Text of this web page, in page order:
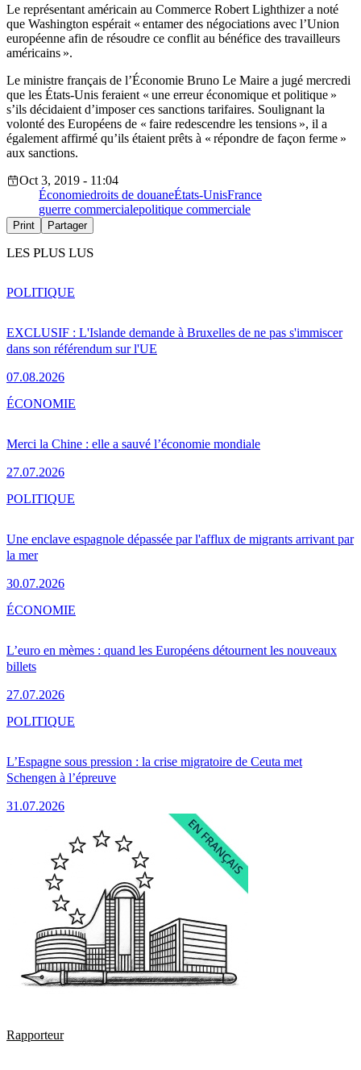
Le représentant américain au Commerce Robert Lighthizer a noté
que Washington espérait « entamer des négociations avec l’Union
européenne afin de résoudre ce conflit au bénéfice des travailleurs
américains ».
Le ministre français de l’Économie Bruno Le Maire a jugé mercredi
que les États-Unis feraient « une erreur économique et politique »
s’ils décidaient d’imposer ces sanctions tarifaires. Soulignant la
volonté des Européens de « faire redescendre les tensions », il a
également affirmé qu’ils étaient prêts à « répondre de façon ferme »
aux sanctions.
Oct 3, 2019 - 11:04
Économiedroits de douaneÉtats-UnisFrance
guerre commercialepolitique commerciale
Print Partager
LES PLUS LUS
EXCLUSIF : L'Islande demande à Bruxelles de ne pas s'immiscer
dans son référendum sur l'UE
07.08.2026
POLITIQUE
Merci la Chine : elle a sauvé l’économie mondiale
27.07.2026
ÉCONOMIE
Une enclave espagnole dépassée par l'afflux de migrants arrivant par
la mer
30.07.2026
POLITIQUE
L’euro en mèmes : quand les Européens détournent les nouveaux
billets
27.07.2026
ÉCONOMIE
L’Espagne sous pression : la crise migratoire de Ceuta met
Schengen à l’épreuve
31.07.2026
POLITIQUE
Rapporteur